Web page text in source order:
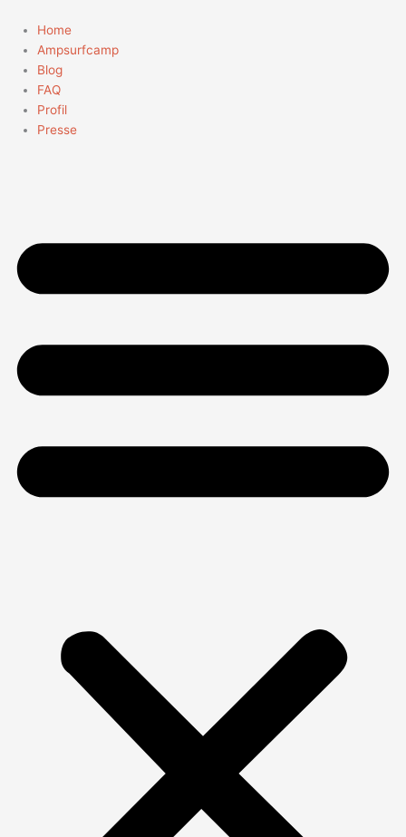
Inhalt
springen
Home
Ampsurfcamp
Blog
FAQ
Profil
Presse
nach: